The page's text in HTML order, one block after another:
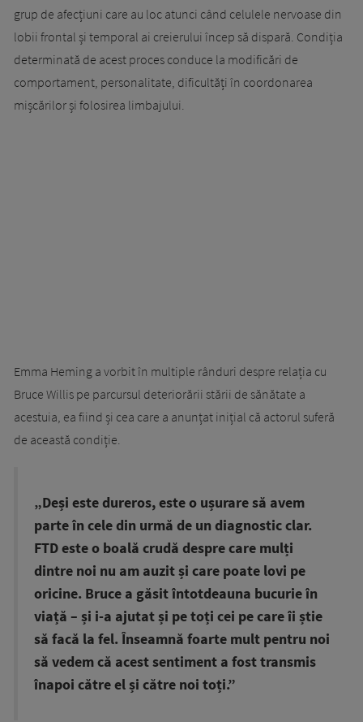
grup de afecțiuni care au loc atunci când celulele nervoase din
lobii frontal și temporal ai creierului încep să dispară. Condiția
determinată de acest proces conduce la modificări de
comportament, personalitate, dificultăți în coordonarea
mișcărilor și folosirea limbajului.
Emma Heming a vorbit în multiple rânduri despre relația cu
Bruce Willis pe parcursul deteriorării stării de sănătate a
acestuia, ea fiind și cea care a anunțat inițial că actorul suferă
de această condiție.
„Deși este dureros, este o ușurare să avem
parte în cele din urmă de un diagnostic clar.
FTD este o boală crudă despre care mulți
dintre noi nu am auzit și care poate lovi pe
oricine. Bruce a găsit întotdeauna bucurie în
viață – și i-a ajutat și pe toți cei pe care îi știe
să facă la fel. Înseamnă foarte mult pentru noi
să vedem că acest sentiment a fost transmis
înapoi către el și către noi toți.”